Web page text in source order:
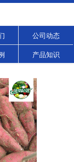
公司动态
产品知识